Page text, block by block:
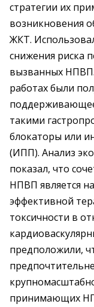
стратегии их
возникновения
ЖКТ.
снижения риска
вызванных НПВП.
работах были
такими
блокаторы или
(ИПП). Анализ
показал, что
НПВП является
эффективной
токсичности в
предположили,
принимающих